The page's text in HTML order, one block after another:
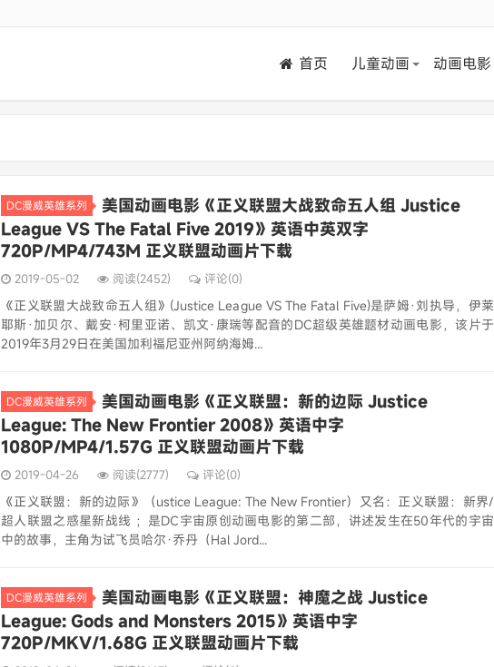
首页 儿童动画 动画电影
DC漫威英雄系列
美国动画电影《正义联盟大战致命五人组 Justice
League VS The Fatal Five 2019》英语中英双字
720P/MP4/743M 正义联盟动画片下载
2019-05-02 阅读(2452) 评论(0)
《正义联盟大战致命五人组》(Justice League VS The Fatal Five)是萨姆·刘执导，伊莱
耶斯·加贝尔、戴安·柯里亚诺、凯文·康瑞等配音的DC超级英雄题材动画电影，该片于
2019年3月29日在美国加利福尼亚州阿纳海姆...
DC漫威英雄系列
美国动画电影《正义联盟：新的边际 Justice
League: The New Frontier 2008》英语中字
1080P/MP4/1.57G 正义联盟动画片下载
2019-04-26 阅读(2777) 评论(0)
《正义联盟：新的边际》（ustice League: The New Frontier）又名：正义联盟：新界/
超人联盟之惑星新战线 ；是DC宇宙原创动画电影的第二部，讲述发生在50年代的宇宙
中的故事，主角为试飞员哈尔·乔丹（Hal Jord...
DC漫威英雄系列
美国动画电影《正义联盟：神魔之战 Justice
League: Gods and Monsters 2015》英语中字
720P/MKV/1.68G 正义联盟动画片下载